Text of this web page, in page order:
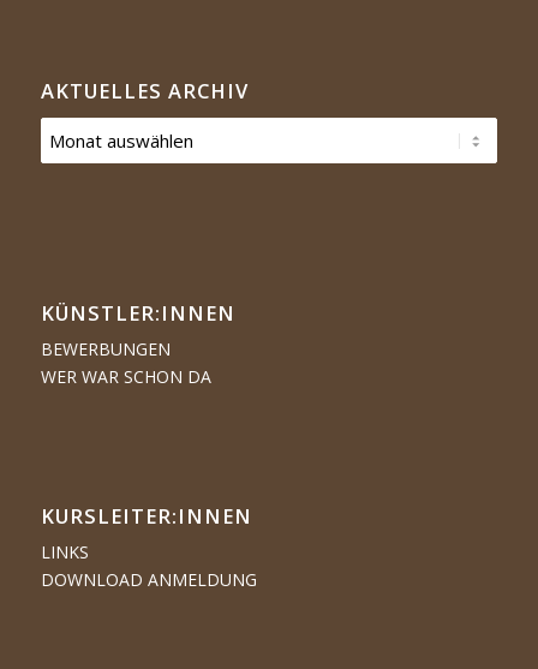
AKTUELLES ARCHIV
KÜNSTLER:­­INNEN
BEWERBUNGEN
WER WAR SCHON DA
KURSLEITER:INNEN
LINKS
DOWNLOAD ANMELDUNG